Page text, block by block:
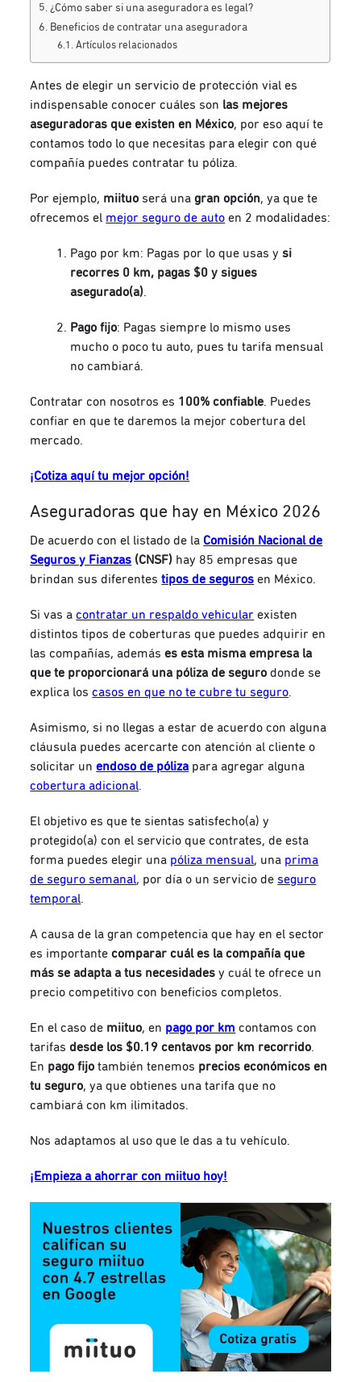
¿Cómo saber si una aseguradora es legal?
Beneficios de contratar una aseguradora
Artículos relacionados
Antes de elegir un servicio de protección vial es
indispensable conocer cuáles son las mejores
aseguradoras que existen en México, por eso aquí te
contamos todo lo que necesitas para elegir con qué
compañía puedes contratar tu póliza.
Por ejemplo, miituo será unagran opción, ya que te
ofrecemos el mejor seguro de auto en 2 modalidades:
Pago por km: Pagas por lo que usas ysi
recorres 0 km, pagas $0 y sigues
asegurado(a).
Pago fijo: Pagas siempre lo mismo uses
mucho o poco tu auto, pues tu tarifa mensual
no cambiará.
Contratar con nosotros es 100% confiable. Puedes
confiar en que te daremos la mejor cobertura del
mercado.
¡Cotiza aquí tu mejor opción!
Aseguradoras que hay en México 2026
De acuerdo con el listado de la Comisión Nacional de
Seguros y Fianzas (CNSF) hay 85 empresas que
brindan sus diferentes tipos de seguros en México.
Si vas acontratar un respaldo vehicular existen
distintos tipos de coberturas que puedes adquirir en
las compañías, ademáses esta misma empresa la
que te proporcionará una póliza de seguro donde se
explica los casos en que no te cubre tu seguro.
Asimismo, si no llegas a estar de acuerdo con alguna
cláusula puedes acercarte con atención al cliente o
solicitar un endoso de póliza para agregar alguna
cobertura adicional.
El objetivo es que te sientas satisfecho(a) y
protegido(a) con el servicio que contrates, de esta
forma puedes elegir una póliza mensual, una prima
de seguro semanal, por día o un servicio de seguro
temporal.
A causa de la gran competencia que hay en el sector
es importantecomparar cuál es la compañía que
más se adapta a tus necesidades y cuál te ofrece un
precio competitivo con beneficios completos.
En el caso de miituo, en pago por km contamos con
tarifasdesde los $0.19 centavos por km recorrido.
En pago fijo también tenemos precios económicos en
tu seguro, ya que obtienes una tarifa que no
cambiará con km ilimitados.
Nos adaptamos al uso que le das a tu vehículo.
¡Empieza a ahorrar con miituo hoy!